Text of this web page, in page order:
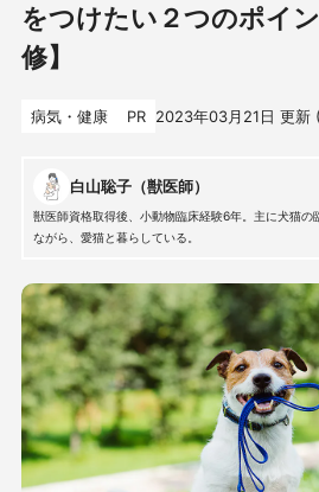
をつけたい２つのポイ
修】
病気・健康 PR 2023年03月21日 更新 (
白山聡子（獣医師）
獣医師資格取得後、小動物臨床経験6年。主に犬猫の
ながら、愛猫と暮らしている。